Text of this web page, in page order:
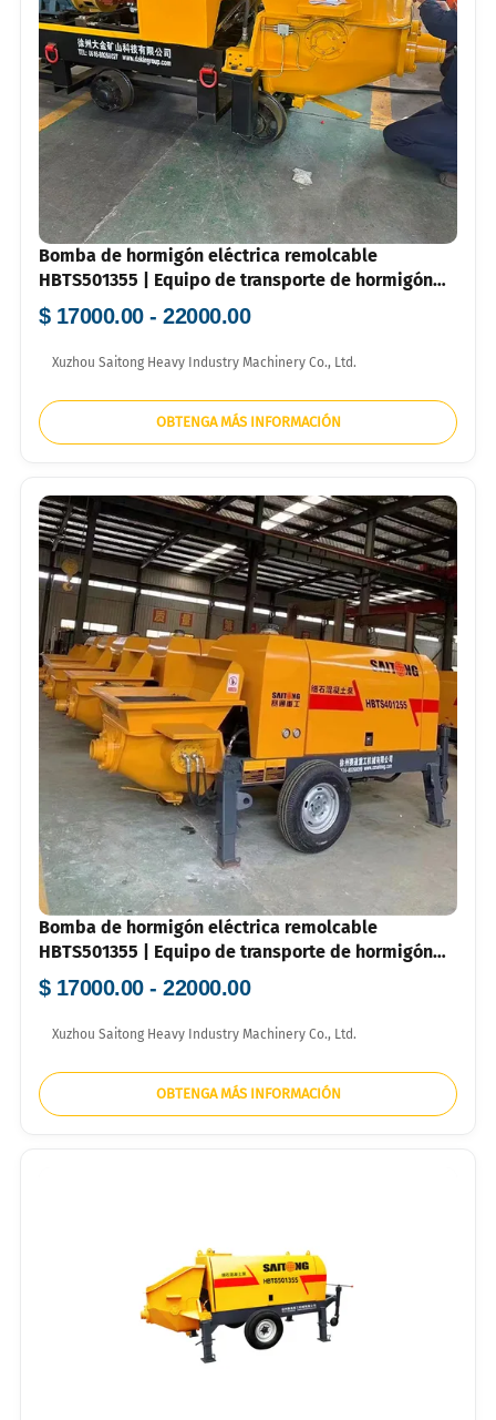
Bomba de hormigón eléctrica remolcable
HBTS501355 | Equipo de transporte de hormigón
por tuberías de alta eficiencia
$ 17000.00 - 22000.00
Xuzhou Saitong Heavy Industry Machinery Co., Ltd.
OBTENGA MÁS INFORMACIÓN
Bomba de hormigón eléctrica remolcable
HBTS501355 | Equipo de transporte de hormigón
por tuberías de alta eficiencia
$ 17000.00 - 22000.00
Xuzhou Saitong Heavy Industry Machinery Co., Ltd.
OBTENGA MÁS INFORMACIÓN